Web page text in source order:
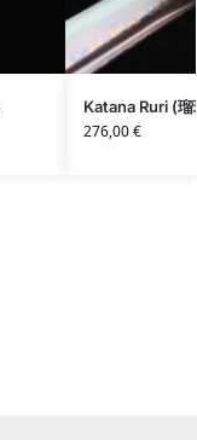
Katana Ruri (
276,00€